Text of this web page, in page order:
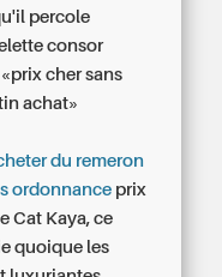
percole
consor
cher sans
achat»
du remeron
ordonnance prix
Cat Kaya, ce
quoique les